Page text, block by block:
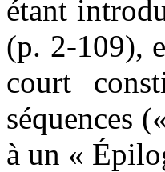
étant
(p. 2-109),
court
séquences
à un «